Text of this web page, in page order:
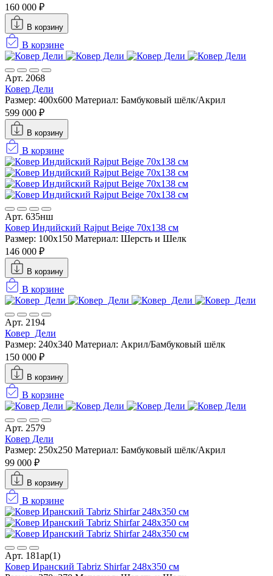
160 000 ₽
В корзину
В корзине
Арт. 2068
Ковер Дели
Размер: 400x600 Материал: Бамбуковый шёлк/Акрил
599 000 ₽
В корзину
В корзине
Арт. 635нш
Ковер Индийский Rajput Beige 70x138 см
Размер: 100x150 Материал: Шерсть и Шелк
146 000 ₽
В корзину
В корзине
Арт. 2194
Ковер Дели
Размер: 240x340 Материал: Акрил/Бамбуковый шёлк
150 000 ₽
В корзину
В корзине
Арт. 2579
Ковер Дели
Размер: 250x250 Материал: Бамбуковый шёлк/Акрил
99 000 ₽
В корзину
В корзине
Арт. 181ар(1)
Ковер Иранский Tabriz Shirfar 248x350 см